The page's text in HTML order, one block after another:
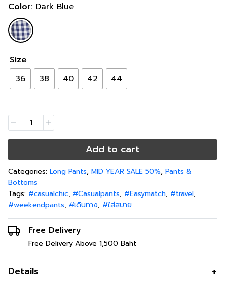
Color: Dark Blue
Size
36
38 40 42 44
Add to cart
Categories: Long Pants, MID YEAR SALE 50%, Pants &
Bottoms
Tags: #casualchic, #Casualpants, #Easymatch, #travel,
#weekendpants, #เดินทาง, #ใส่สบาย
Free Delivery
Free Delivery Above 1,500 Baht
Details